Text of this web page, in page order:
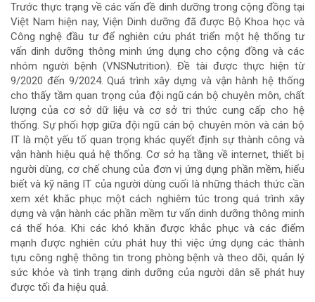
dung
chính
của
bài
viết
Trước thực trạng về các vấn đề dinh dưỡng trong cộng đồng tại
Việt Nam hiện nay, Viện Dinh dưỡng đã được Bộ Khoa học và
Công nghệ đầu tư để nghiên cứu phát triển một hệ thống tư
vấn dinh dưỡng thông minh ứng dụng cho cộng đồng và các
nhóm người bệnh (VNSNutrition). Đề tài được thực hiện từ
9/2020 đến 9/2024. Quá trình xây dựng và vận hành hệ thống
cho thấy tầm quan trọng của đội ngũ cán bộ chuyên môn, chất
lượng của cơ sở dữ liệu và cơ sở tri thức cung cấp cho hệ
thống. Sự phối hợp giữa đội ngũ cán bộ chuyên môn và cán bộ
IT là một yếu tố quan trọng khác quyết định sự thành công và
vận hành hiệu quả hệ thống. Cơ sở hạ tầng về internet, thiết bị
người dùng, cơ chế chung của đơn vị ứng dụng phần mềm, hiểu
biết và kỹ năng IT của người dùng cuối là những thách thức cần
xem xét khắc phục một cách nghiêm túc trong quá trình xây
dựng và vận hành các phần mềm tư vấn dinh dưỡng thông minh
cá thể hóa. Khi các khó khăn được khắc phục và các điểm
mạnh được nghiên cứu phát huy thì việc ứng dụng các thành
tựu công nghệ thông tin trong phòng bệnh và theo dõi, quản lý
sức khỏe và tình trạng dinh dưỡng của người dân sẽ phát huy
được tối đa hiệu quả.